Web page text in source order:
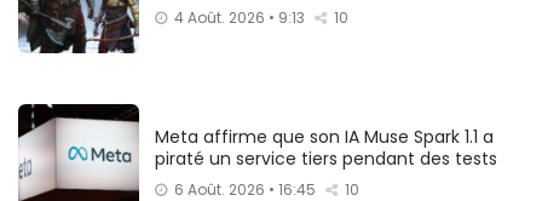
4 Août. 2026 • 9:13 10
Meta affirme que son IA Muse Spark 1.1 a
piraté un service tiers pendant des tests
6 Août. 2026 • 16:45 10